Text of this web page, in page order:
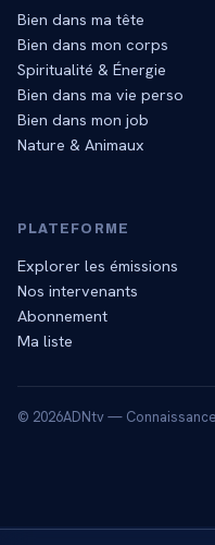
Bien dans ma tête
Bien dans mon corps
Spiritualité & Énergie
Bien dans ma vie perso
Bien dans mon job
Nature & Animaux
PLATEFORME
Explorer les émissions
Nos intervenants
Abonnement
Ma liste
© 2026ADNtv —